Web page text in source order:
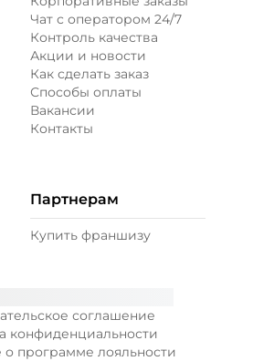
соглашение
конфиденциальности
программе лояльности
Чат с оператором 24/7
Контроль качества
Акции и новости
Как сделать заказ
Способы оплаты
Вакансии
Контакты
Партнерам
Купить франшизу